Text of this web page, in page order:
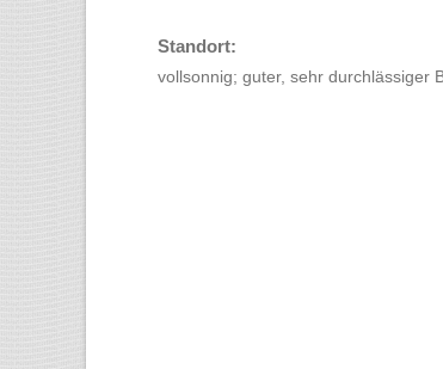
Standort:
vollsonnig; guter, sehr durchlässiger